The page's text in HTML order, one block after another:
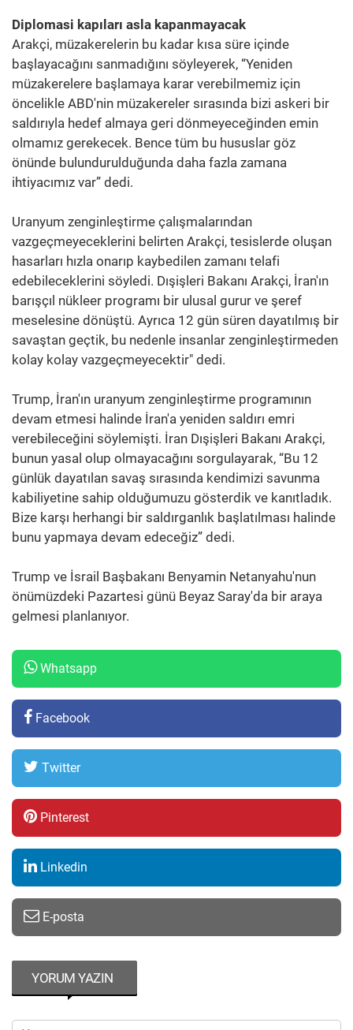
Diplomasi kapıları asla kapanmayacak
Arakçi, müzakerelerin bu kadar kısa süre içinde
başlayacağını sanmadığını söyleyerek, “Yeniden
müzakerelere başlamaya karar verebilmemiz için
öncelikle ABD'nin müzakereler sırasında bizi askeri bir
saldırıyla hedef almaya geri dönmeyeceğinden emin
olmamız gerekecek. Bence tüm bu hususlar göz
önünde bulundurulduğunda daha fazla zamana
ihtiyacımız var” dedi.
Uranyum zenginleştirme çalışmalarından
vazgeçmeyeceklerini belirten Arakçi, tesislerde oluşan
hasarları hızla onarıp kaybedilen zamanı telafi
edebileceklerini söyledi. Dışişleri Bakanı Arakçi, İran'ın
barışçıl nükleer programı bir ulusal gurur ve şeref
meselesine dönüştü. Ayrıca 12 gün süren dayatılmış bir
savaştan geçtik, bu nedenle insanlar zenginleştirmeden
kolay kolay vazgeçmeyecektir" dedi.
Trump, İran'ın uranyum zenginleştirme programının
devam etmesi halinde İran'a yeniden saldırı emri
verebileceğini söylemişti. İran Dışişleri Bakanı Arakçi,
bunun yasal olup olmayacağını sorgulayarak, “Bu 12
günlük dayatılan savaş sırasında kendimizi savunma
kabiliyetine sahip olduğumuzu gösterdik ve kanıtladık.
Bize karşı herhangi bir saldırganlık başlatılması halinde
bunu yapmaya devam edeceğiz” dedi.
Trump ve İsrail Başbakanı Benyamin Netanyahu'nun
önümüzdeki Pazartesi günü Beyaz Saray'da bir araya
gelmesi planlanıyor.
Whatsapp
Facebook
Twitter
Pinterest
Linkedin
E-posta
YORUM YAZIN